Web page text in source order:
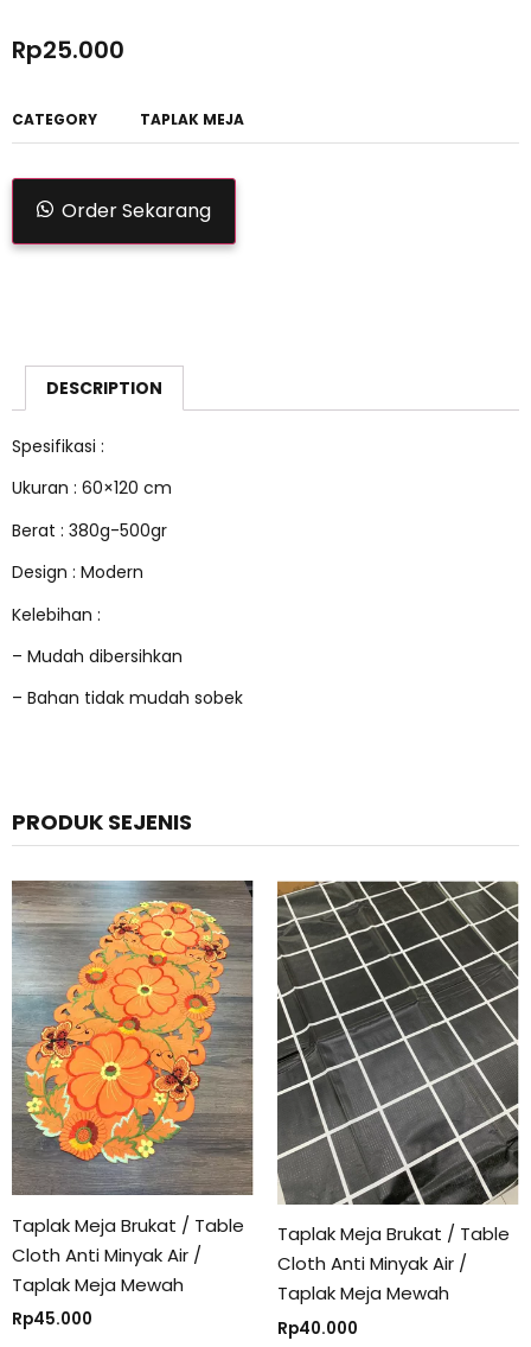
Rp25.000
CATEGORY TAPLAK MEJA
Order Sekarang
DESCRIPTION
Spesifikasi :
Ukuran : 60×120 cm
Berat : 380g-500gr
Design : Modern
Kelebihan :
– Mudah dibersihkan
– Bahan tidak mudah sobek
PRODUK SEJENIS
Taplak Meja Brukat / Table
Cloth Anti Minyak Air /
Taplak Meja Mewah
Rp45.000
Taplak Meja Brukat / Table
Cloth Anti Minyak Air /
Taplak Meja Mewah
Rp40.000